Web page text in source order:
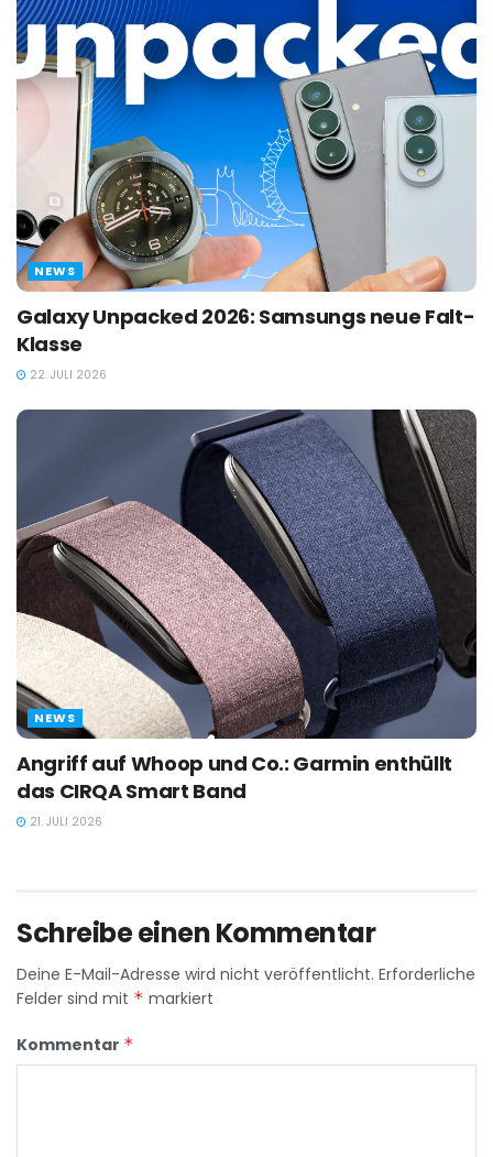
NEWS
Galaxy Unpacked 2026: Samsungs neue Falt-
Klasse
22. JULI 2026
NEWS
Angriff auf Whoop und Co.: Garmin enthüllt
das CIRQA Smart Band
21. JULI 2026
Schreibe einen Kommentar
Deine E-Mail-Adresse wird nicht veröffentlicht. Erforderliche
Felder sind mit * markiert
Kommentar *